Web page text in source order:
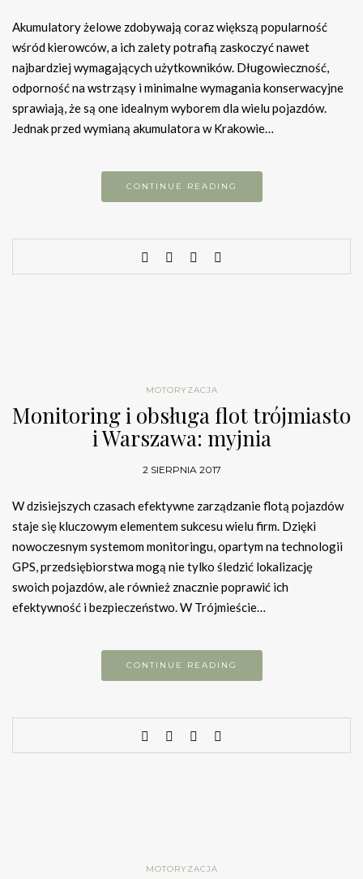
Akumulatory żelowe zdobywają coraz większą popularność
wśród kierowców, a ich zalety potrafią zaskoczyć nawet
najbardziej wymagających użytkowników. Długowieczność,
odporność na wstrząsy i minimalne wymagania konserwacyjne
sprawiają, że są one idealnym wyborem dla wielu pojazdów.
Jednak przed wymianą akumulatora w Krakowie…
CONTINUE READING
MOTORYZACJA
Monitoring i obsługa flot trójmiasto
i Warszawa: myjnia
2 SIERPNIA 2017
W dzisiejszych czasach efektywne zarządzanie flotą pojazdów
staje się kluczowym elementem sukcesu wielu firm. Dzięki
nowoczesnym systemom monitoringu, opartym na technologii
GPS, przedsiębiorstwa mogą nie tylko śledzić lokalizację
swoich pojazdów, ale również znacznie poprawić ich
efektywność i bezpieczeństwo. W Trójmieście…
CONTINUE READING
MOTORYZACJA